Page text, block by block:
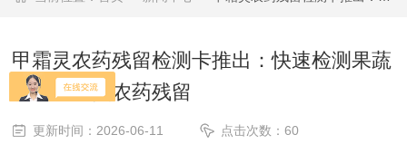
甲霜灵农药残留检测卡推出：快速检测果蔬
中的甲霜灵农药残留
更新时间：2026-06-11 点击次数：60